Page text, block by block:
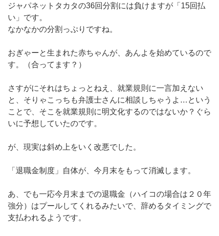
ジャパネットタカタの36回分割には負けますが「15回払
い」です。
なかなかの分割っぷりですね。
おぎゃーと生まれた赤ちゃんが、あんよを始めているので
す。（合ってます？）
さすがにそれはちょっとねえ、就業規則に一言加えない
と、そりゃこっちも弁護士さんに相談しちゃうよ…という
ことで、そこを就業規則に明文化するのではないか？ぐら
いに予想していたのです。
が、現実は斜め上をいく改悪でした。
「退職金制度」自体が、今月末をもって消滅します。
あ、でも一応今月末までの退職金（ハイコの場合は２０年
強分）はプールしてくれるみたいで、辞めるタイミングで
支払われるようです。